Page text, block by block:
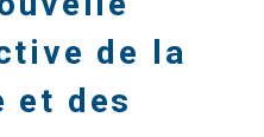
de la
et des